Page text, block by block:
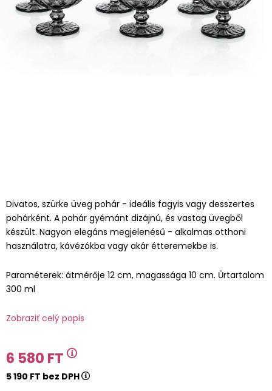
Divatos, szürke üveg pohár - ideális fagyis vagy desszertes
pohárként. A pohár gyémánt dizájnú, és vastag üvegből
készült. Nagyon elegáns megjelenésű - alkalmas otthoni
használatra, kávézókba vagy akár étteremekbe is.
Paraméterek: átmérője 12 cm, magassága 10 cm. Űrtartalom
300 ml
Zobraziť celý popis
6 580 FT
5 190 FT bez DPH